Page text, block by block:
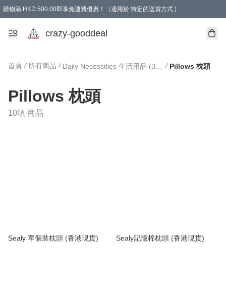
購物滿 HKD 500.00即享免運費優惠！（適用於 特定的送貨方式 )
成為會員可享免費禮品
crazy-gooddeal
首頁 / 所有商品 / / Pillows 枕頭
Pillows 枕頭
10項 商品
Sealy 單個裝枕頭 (香港現貨) Sealy記憶棉枕頭 (香港現貨)